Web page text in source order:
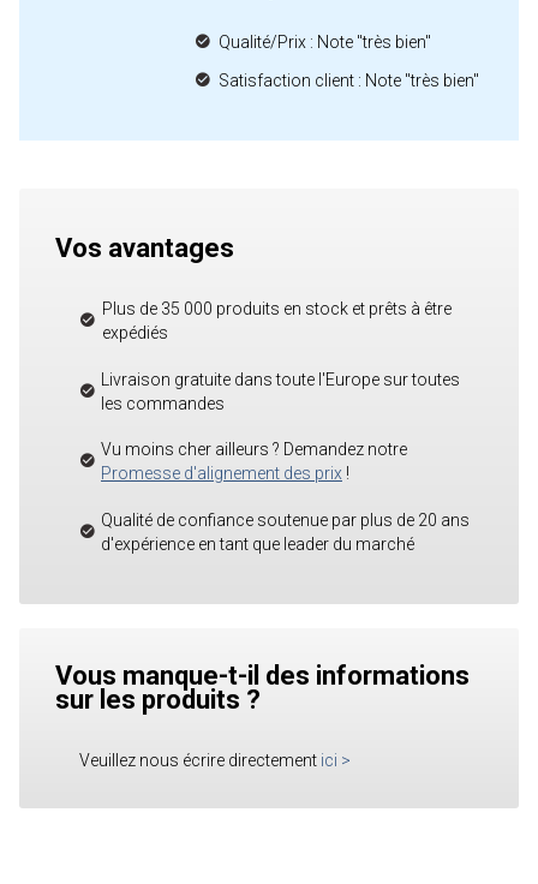
Qualité/Prix : Note "très bien"
Satisfaction client : Note "très bien"
Vos avantages
Plus de 35 000 produits en stock et prêts à être
expédiés
Livraison gratuite dans toute l'Europe sur toutes
les commandes
Vu moins cher ailleurs ? Demandez notre
Promesse d'alignement des prix !
Qualité de confiance soutenue par plus de 20 ans
d'expérience en tant que leader du marché
Vous manque-t-il des informations
sur les produits ?
Veuillez nous écrire directement ici >